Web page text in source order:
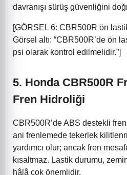
davranışı sürüş güvenliğini
[GÖRSEL 6: CBR500R ön
Görsel altı: “CBR500R’de ön
psi olarak kontrol edilmelidir.”]
5. Honda CBR500R
Fren Hidroliği
CBR500R’de ABS destekli
ani frenlemede tekerlek
yardımcı olur; ancak fren
kısaltmaz. Lastik durumu,
hâlâ çok önemlidir.